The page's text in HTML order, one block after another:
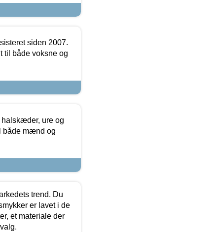
siden 2007.
til både voksne og
ure og
både mænd og
trend. Du
er lavet i de
et materiale der